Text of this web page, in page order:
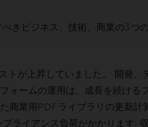
きビジネス、技術、商業の3つ
トが上昇していました。 開発、
ォームの運用は、成長を続ける
商業用PDFライブラリの更新計
ライアンス負荷がかかります: